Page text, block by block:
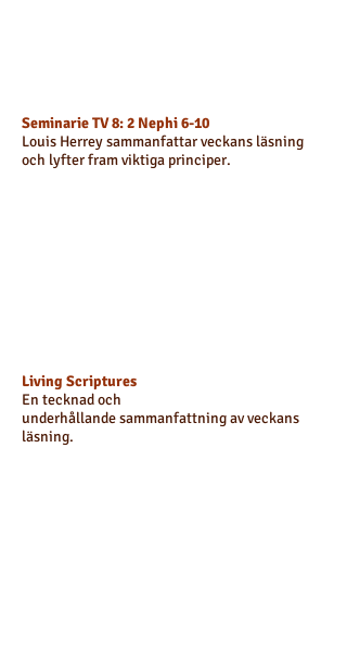
Seminarie TV 8: 2 Nephi 6-10
Louis Herreysammanfattar veckans läsning
och lyfter fram viktiga principer.
Living Scriptures
En tecknad och
underhållandesammanfattning av veckans
läsning.